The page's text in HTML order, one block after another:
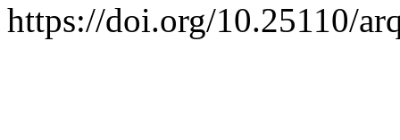
https://doi.org/10.25110/